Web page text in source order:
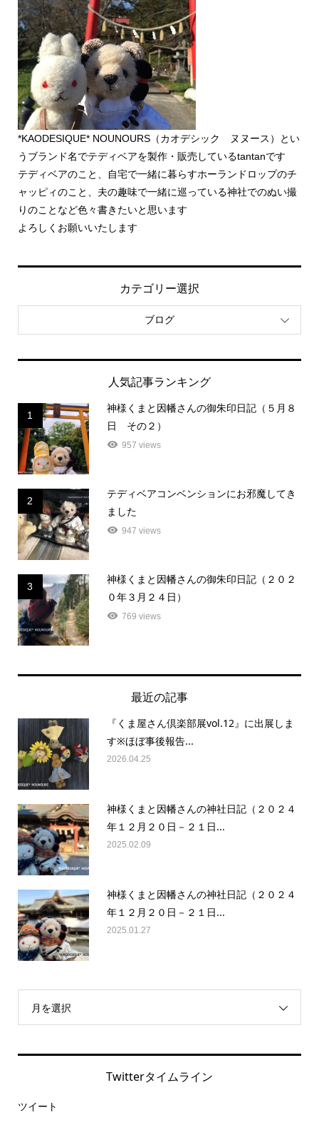
*KAODESIQUE* NOUNOURS（カオデシック ヌヌース）とい
うブランド名でテディベアを製作・販売しているtantanです
テディベアのこと、自宅で一緒に暮らすホーランドロップのチ
ャッピィのこと、夫の趣味で一緒に巡っている神社でのぬい撮
りのことなど色々書きたいと思います
よろしくお願いいたします
カテゴリー選択
ブログ
人気記事ランキング
1
神様くまと因幡さんの御朱印日記（５月８
日 その２）
957 views
2
テディベアコンベンションにお邪魔してき
ました
947 views
3
神様くまと因幡さんの御朱印日記（２０２
０年３月２４日）
769 views
最近の記事
『くま屋さん倶楽部展vol.12』に出展しま
す※ほぼ事後報告...
2026.04.25
神様くまと因幡さんの神社日記（２０２４
年１２月２０日－２１日...
2025.02.09
神様くまと因幡さんの神社日記（２０２４
年１２月２０日－２１日...
2025.01.27
月を選択
Twitterタイムライン
ツイート